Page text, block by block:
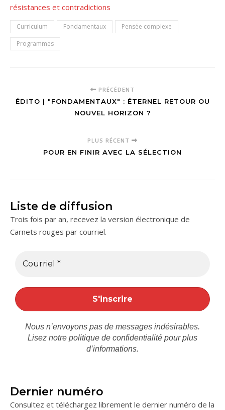
résistances et contradictions
Curriculum Fondamentaux
Pensée complexe
Programmes
PRÉCÉDENT
ÉDITO | "FONDAMENTAUX" : ÉTERNEL RETOUR OU
NOUVEL HORIZON ?
PLUS RÉCENT
POUR EN FINIR AVEC LA SÉLECTION
Liste de diffusion
Trois fois par an, recevez la version électronique de
Carnets rouges par courriel.
Nous n’envoyons pas de messages indésirables.
Lisez notre politique de confidentialité pour plus
d’informations.
Dernier numéro
Consultez et téléchargez librement le dernier numéro de la